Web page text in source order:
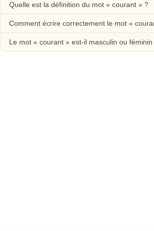
Quelle est la définition du mot « courant » ?
Comment écrire correctement le mot «
Le mot « courant » est-il masculin ou féminin